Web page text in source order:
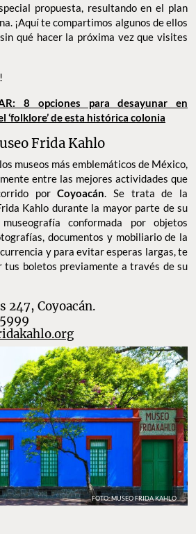
propuesta, resultando en el plan
¡Aquí te compartimos algunos de ellos
qué hacer la próxima vez que visites
8 opciones para desayunar en
‘folklore’ de esta histórica colonia
Frida Kahlo
museos más emblemáticos de México,
entre las mejores actividades que
porCoyoacán. Se trata de la
Kahlo durante la mayor parte de su
conformada por objetos
documentos y mobiliario de la
y para evitar esperas largas, te
tus boletos previamente a través de su
Coyoacán.
.org
FOTO: MUSEO FRIDA KAHLO